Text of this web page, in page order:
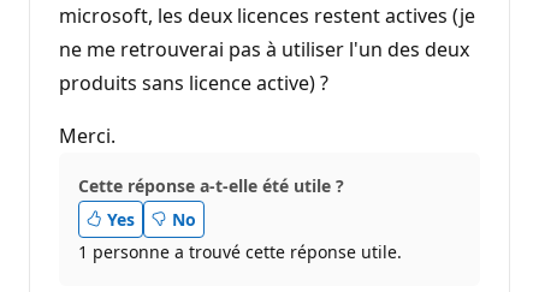
microsoft, les deux licences restent actives (je
ne me retrouverai pas à utiliser l'un des deux
produits sans licence active) ?
Merci.
Cette réponse a-t-elle été utile ?
Yes
No
1 personne a trouvé cette réponse utile.